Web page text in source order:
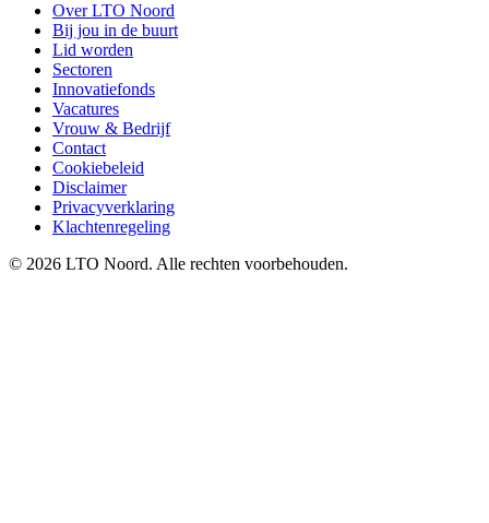
Over LTO Noord
Bij jou in de buurt
Lid worden
Sectoren
Innovatiefonds
Vacatures
Vrouw & Bedrijf
Contact
Cookiebeleid
Disclaimer
Privacyverklaring
Klachtenregeling
© 2026 LTO Noord. Alle rechten voorbehouden.